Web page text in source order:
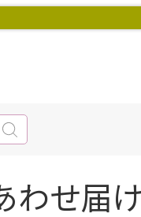
せ届